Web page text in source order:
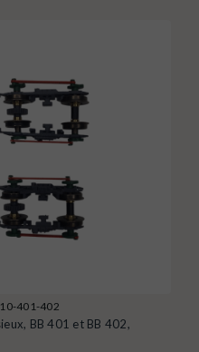
401-402
BB 401 et BB 402,